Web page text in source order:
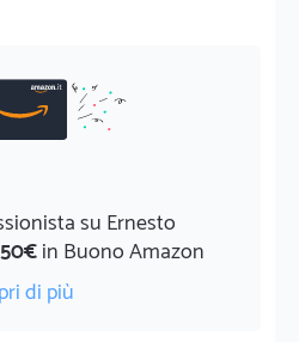
su Ernesto
50€in Buono Amazon
di più